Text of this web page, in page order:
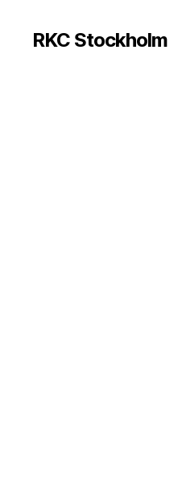
RKC Stockholm